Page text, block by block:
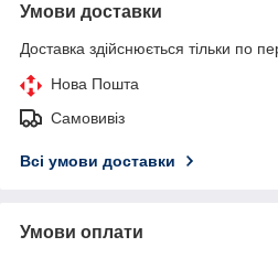
Умови доставки
Доставка здійснюється тільки по
Нова Пошта
Самовивіз
Всі умови доставки
Умови оплати